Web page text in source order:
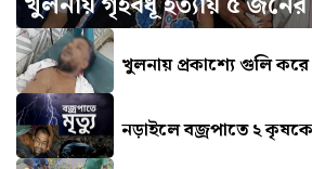
খুলনায় প্রকাশ্যে গুলি করে
নড়াইলে বজ্রপাতে ২